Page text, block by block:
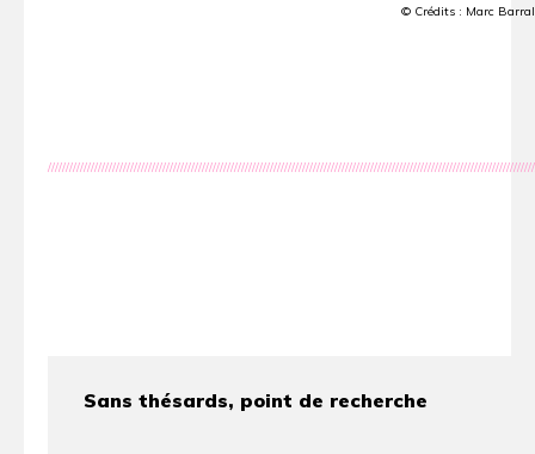
© Crédits : Marc
Sans thésards, point de recherche